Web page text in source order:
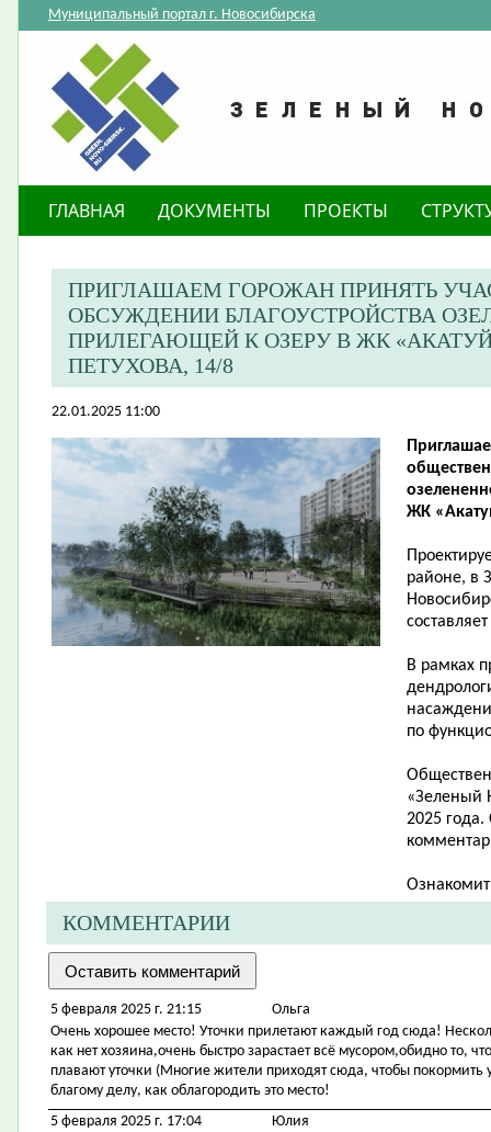
Муниципальный портал г. Новосибирска
ГЛАВНАЯ ДОКУМЕНТЫ ПРОЕКТЫ
ПРИГЛАШАЕМ ГОРОЖАН ПРИНЯТЬ
ОБСУЖДЕНИИ БЛАГОУСТРОЙСТВА
ПРИЛЕГАЮЩЕЙ К ОЗЕРУ В ЖК
ПЕТУХОВА, 14/8
22.01.2025 11:00
ЖК
районе, в
В рамках
по
«Зеленый
2025
КОММЕНТАРИИ
5 февраля 2025 г. 21:15
Ольга
Очень хорошее место! Уточки прилетают каждый год сюда!
как нет хозяина,очень быстро зарастает всё мусором,обидно то,
плавают уточки (Многие жители приходят сюда, чтобы покормить
благому делу, как облагородить это место!
5 февраля 2025 г. 17:04
Юлия